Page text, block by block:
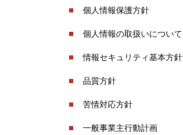
個人情報保護方針
個人情報の取扱いについて
情報セキュリティ基本方針
品質方針
苦情対応方針
一般事業主行動計画